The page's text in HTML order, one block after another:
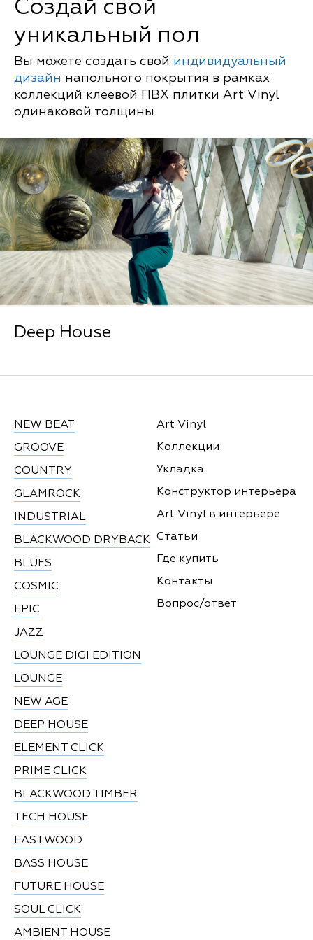
Создай свой
уникальный пол
Вы можете создать свой индивидуальный
дизайн напольного покрытия в рамках
коллекций клеевой ПВХ плитки Art Vinyl
одинаковой толщины
Deep House
NEW BEAT
GROOVE
COUNTRY
GLAMROCK
INDUSTRIAL
BLACKWOOD DRYBACK
BLUES
COSMIC
EPIC
JAZZ
LOUNGE DIGI EDITION
LOUNGE
NEW AGE
DEEP HOUSE
ELEMENT CLICK
PRIME CLICK
BLACKWOOD TIMBER
TECH HOUSE
EASTWOOD
BASS HOUSE
FUTURE HOUSE
SOUL CLICK
AMBIENT HOUSE
Art Vinyl
Коллекции
Укладка
Конструктор интерьера
Art Vinyl в интерьере
Статьи
Где купить
Контакты
Вопрос/ответ